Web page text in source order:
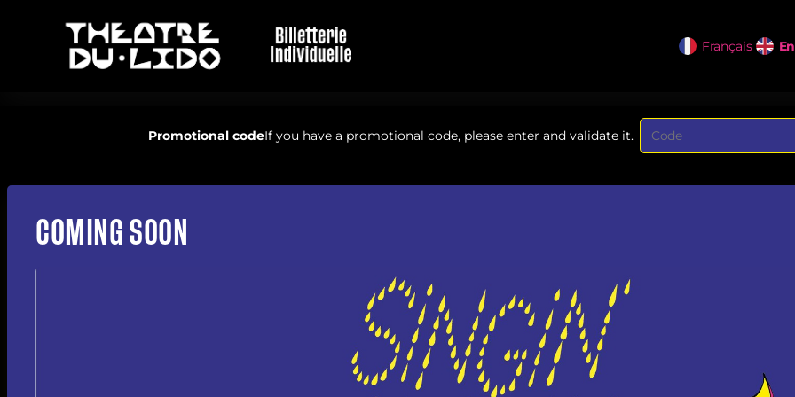
Français
Promotional codeIf you have a promotional code, please enter and validate it.
Online
COMING SOON